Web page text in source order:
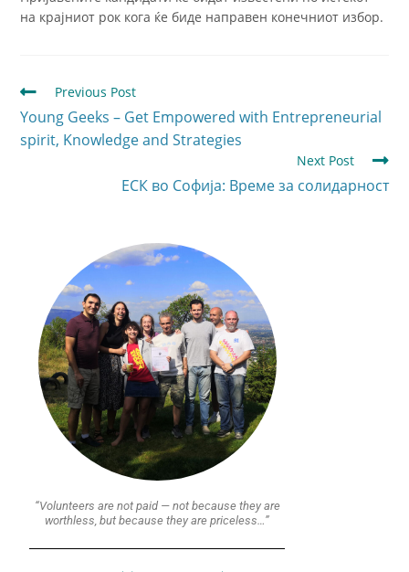
на крајниот рок кога ќе биде направен конечниот избор.
Previous Post
Young Geeks – Get Empowered with Entrepreneurial
spirit, Knowledge and Strategies
Next Post
ЕСК во Софија: Време за солидарност
“Volunteers are not paid — not because they are
worthless, but because they are priceless…”